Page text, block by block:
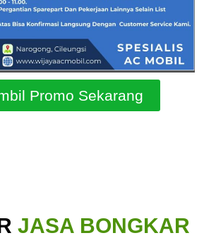
Promo Sekarang
JASA BONGKAR